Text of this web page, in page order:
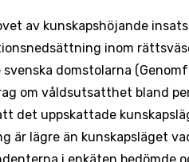
av kunskapshöjande
inom
domstolarna
om våldsutsatthet bland
det uppskattade
är lägre än kunskapsläget